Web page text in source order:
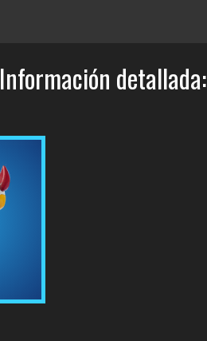
Información detallada: